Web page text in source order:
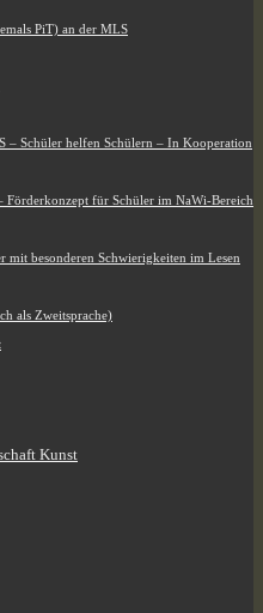
PiT) an der MLS
– Schüler helfen Schülern – In Kooperation
Förderkonzept für Schüler im NaWi-Bereich
mit besonderen Schwierigkeiten im Lesen
als Zweitsprache)
Kunst